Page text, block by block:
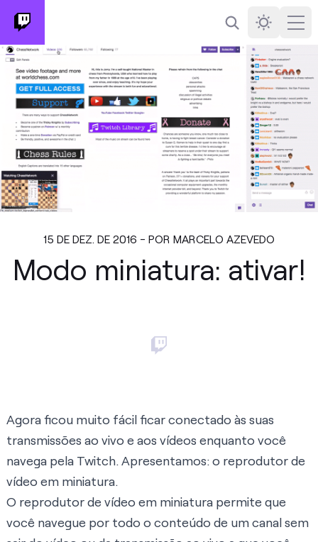
Busca
Darkmode
15 DE DEZ. DE 2016 - POR MARCELO AZEVEDO
Modo miniatura: ativar!
Agora ficou muito fácil ficar conectado às suas
transmissões ao vivo e aos vídeos enquanto você
navega pela Twitch. Apresentamos: o reprodutor de
vídeo em miniatura.
O reprodutor de vídeo em miniatura permite que
você navegue por todo o conteúdo de um canal sem